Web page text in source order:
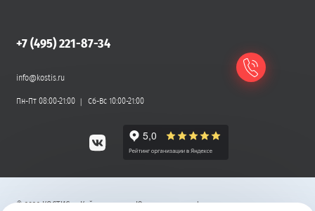
+7 (495) 221-87-34
info@kostis.ru
Пн-Пт 08:00-21:00 Сб-Вс 10:00-21:00
©2026 КОСТИС — Кейтеринг. Юридическая информация